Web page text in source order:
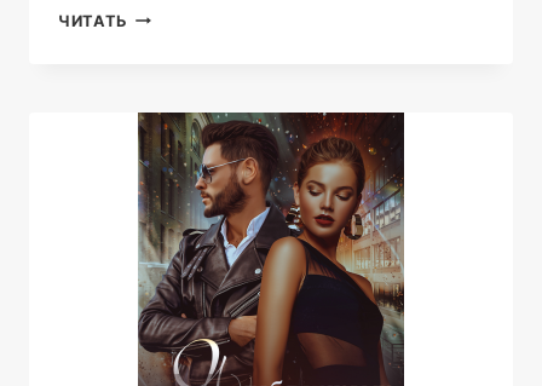
ЧИТАТЬ МАМА